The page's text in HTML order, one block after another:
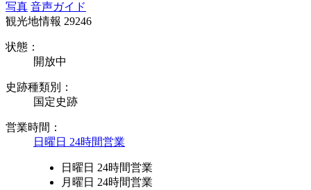
写真 音声ガイド
観光地情報 29246
状態：
開放中
史跡種類別：
国定史跡
営業時間：
日曜日 24時間営業
日曜日 24時間営業
月曜日 24時間営業